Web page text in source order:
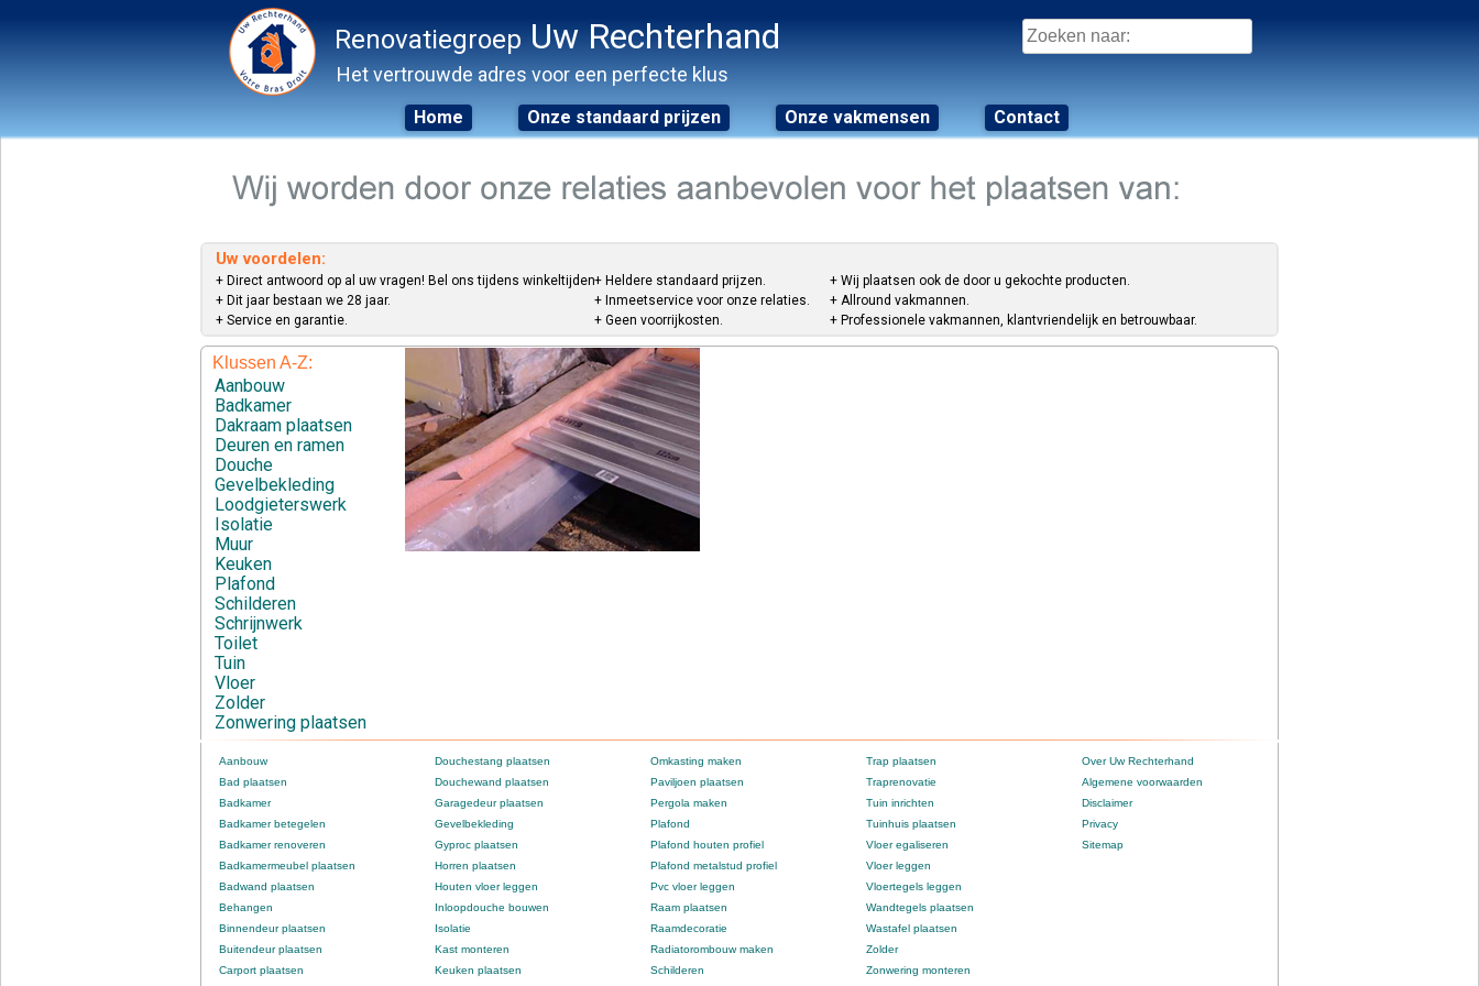
Renovatiegroep Uw Rechterhand
Het vertrouwde adres voor een perfecte klus
Zoeken
naar:
Home Onze standaard prijzen Onze vakmensen Contact
Uw voordelen:
+ Direct antwoord op al uw vragen! Bel ons tijdens winkeltijden.
+ Dit jaar bestaan we 28 jaar.
+ Service en garantie.
+ Heldere standaard prijzen.
+ Inmeetservice voor onze relaties.
+ Geen voorrijkosten.
+ Wij plaatsen ook de door u gekochte producten.
+ Allround vakmannen.
+ Professionele vakmannen, klantvriendelijk en betrouwbaar.
Klussen A-Z:
Aanbouw
Badkamer
Dakraam plaatsen
Deuren en ramen
Douche
Gevelbekleding
Loodgieterswerk
Isolatie
Muur
Keuken
Plafond
Schilderen
Schrijnwerk
Toilet
Tuin
Vloer
Zolder
Zonwering plaatsen
Aanbouw
Bad plaatsen
Badkamer
Badkamer betegelen
Badkamer renoveren
Badkamermeubel plaatsen
Badwand plaatsen
Behangen
Binnendeur plaatsen
Buitendeur plaatsen
Carport plaatsen
Douchestang plaatsen
Douchewand plaatsen
Garagedeur plaatsen
Gevelbekleding
Gyproc plaatsen
Horren plaatsen
Houten vloer leggen
Inloopdouche bouwen
Isolatie
Kast monteren
Keuken plaatsen
Omkasting maken
Paviljoen plaatsen
Pergola maken
Plafond
Plafond houten profiel
Plafond metalstud profiel
Pvc vloer leggen
Raam plaatsen
Raamdecoratie
Radiatorombouw maken
Schilderen
Trap plaatsen
Traprenovatie
Tuin inrichten
Tuinhuis plaatsen
Vloer egaliseren
Vloer leggen
Vloertegels leggen
Wandtegels plaatsen
Wastafel plaatsen
Zolder
Zonwering monteren
Over Uw Rechterhand
Algemene voorwaarden
Disclaimer
Privacy
Sitemap